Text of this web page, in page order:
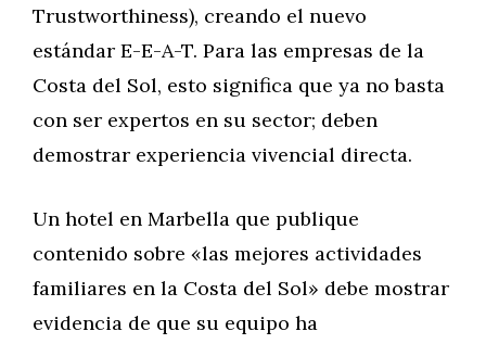
Trustworthiness), creando el nuevo
estándar E-E-A-T. Para las empresas de la
Costa del Sol, esto significa que ya no basta
con ser expertos en su sector; deben
demostrar experiencia vivencial directa.
Un hotel en Marbella que publique
contenido sobre «las mejores actividades
familiares en la Costa del Sol» debe mostrar
evidencia de que su equipo ha